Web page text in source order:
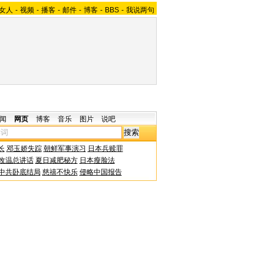
人 - 视频 - 播客 - 邮件 - 博客 - BBS - 我说两句
网页 博客 音乐 图片 说吧
邓玉娇失踪 朝鲜军事演习 日本兵赎罪
温总讲话 夏日减肥秘方 日本瘦脸法
共卧底结局 慈禧不快乐 侵略中国报告